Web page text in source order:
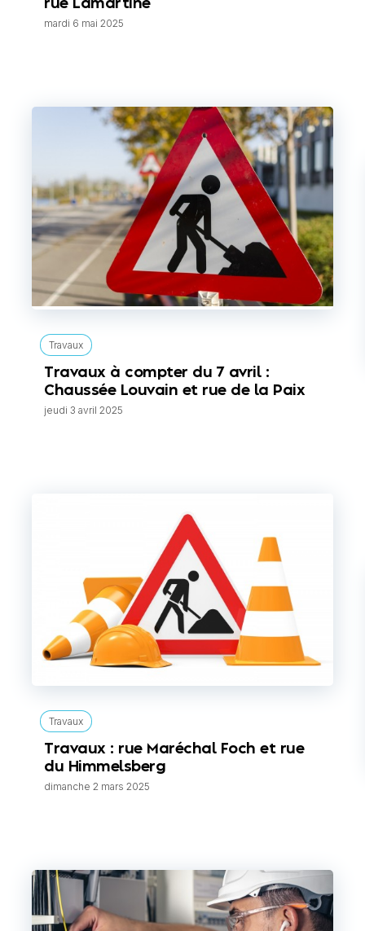
rue Lamartine
mardi 6 mai 2025
Travaux
Travaux à compter du 7 avril :
Chaussée Louvain et rue de la Paix
jeudi 3 avril 2025
Travaux
Travaux : rue Maréchal Foch et rue
du Himmelsberg
dimanche 2 mars 2025